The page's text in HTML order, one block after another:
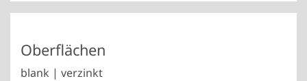
Oberflächen
blank | verzinkt